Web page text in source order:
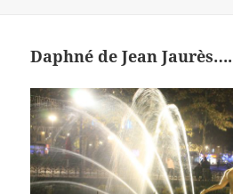
Daphné de Jean Jaurès….